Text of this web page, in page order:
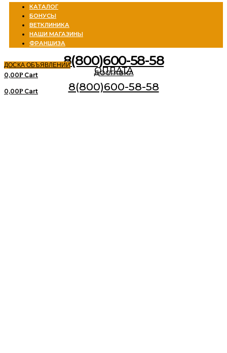
КАТАЛОГ
БОНУСЫ
ВЕТКЛИНИКА
НАШИ МАГАЗИНЫ
ФРАНШИЗА
8(800)600-58-58
ДОСКА ОБЪЯВЛЕНИЙ
ДОСТАВКА
ОПЛАТА
0,00Р Cart
8(800)600-58-58
0,00Р Cart